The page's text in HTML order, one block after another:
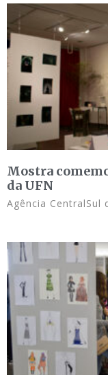
Mostra
da UFN
Agência CentralSul